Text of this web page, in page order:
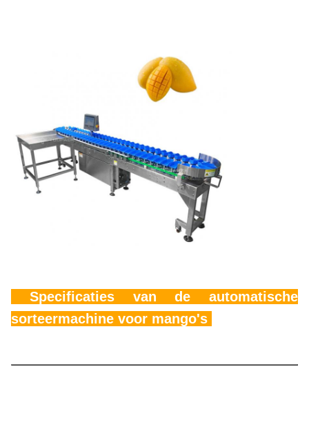
Specificaties van de automatische
sorteermachine voor mango's